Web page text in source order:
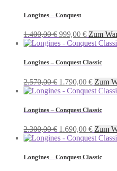
1.400,00 €
Longines – Conquest
1.400,00€ Ursprünglicher
Preis
1.400,00 €
999,00 €Aktueller
Preis
999,00 €.
Zum
Longines – Conquest Classic
2.570,00€ Ursprünglicher
Preis
2.570,00 €
1.790,00 €
Preis
Zum
Longines – Conquest Classic
2.300,00€ Ursprünglicher
Preis
2.300,00 €
1.690,00 €
Preis
Zum
Longines – Conquest Classic